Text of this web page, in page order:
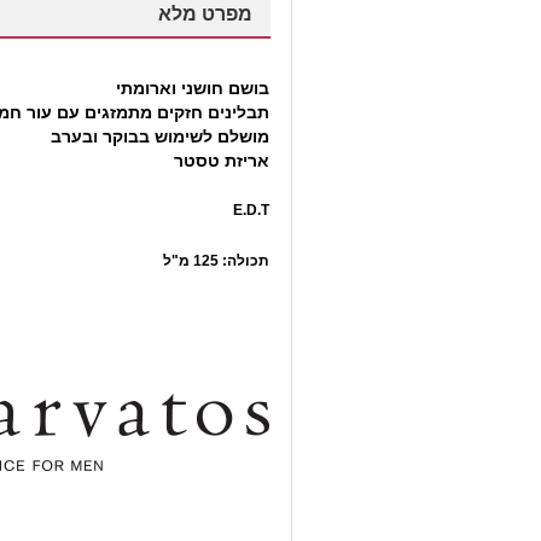
מפרט מלא
בושם חושני וארומתי
תבלינים חזקים מתמזגים עם עור
מושלם לשימוש בבוקר ובערב
אריזת טסטר
E.D.T
תכולה: 125 מ"ל